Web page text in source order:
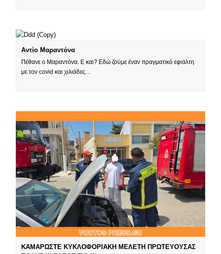
Αντίο Μαραντόνα
Πέθανε ο Μαραντόνα. Ε και? Εδώ ζούμε έναν πραγματικό εφιάλτη
με τον covid και χιλιάδες…
ΚΑΜΑΡΩΣΤΕ ΚΥΚΛΟΦΟΡΙΑΚΗ ΜΕΛΕΤΗ ΠΡΩΤΕΥΟΥΣΑΣ